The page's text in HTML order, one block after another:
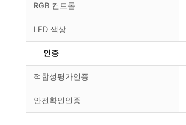
RGB 컨트롤
LED 색상
인증
적합성평가인증
안전확인인증